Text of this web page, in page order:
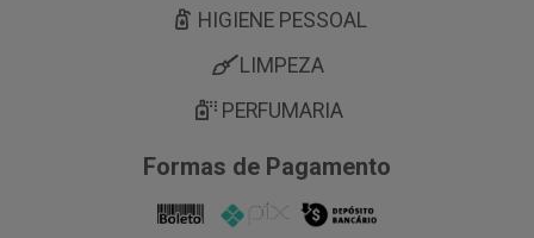
HIGIENE PESSOAL
LIMPEZA
PERFUMARIA
Formas de Pagamento